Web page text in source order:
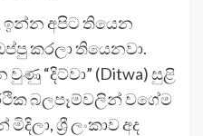
අපිට තියෙන
කරලා තියෙනවා.
“දිට්වා” (Ditwa) සුළි
බලපෑම්වලින් වගේම
ශ්‍රී ලංකාව අද